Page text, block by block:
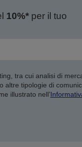
10%*per il tuo
tra cui analisi di
altre tipologie di
illustrato nell’